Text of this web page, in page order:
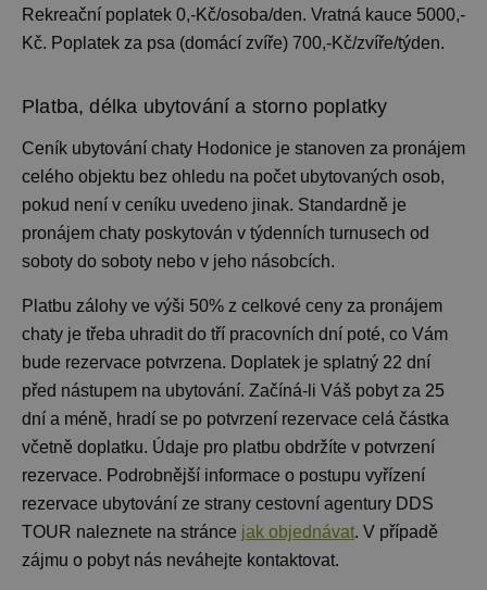
Rekreační poplatek 0,-Kč/osoba/den. Vratná kauce 5000,-
Kč. Poplatek za psa (domácí zvíře) 700,-Kč/zvíře/týden.
Platba, délka ubytování a storno poplatky
Ceník ubytování chaty Hodonice je stanoven za pronájem
celého objektu bez ohledu na počet ubytovaných osob,
pokud není v ceníku uvedeno jinak. Standardně je
pronájem chaty poskytován v týdenních turnusech od
soboty do soboty nebo v jeho násobcích.
Platbu zálohy ve výši 50% z celkové ceny za pronájem
chaty je třeba uhradit do tří pracovních dní poté, co Vám
bude rezervace potvrzena. Doplatek je splatný 22 dní
před nástupem na ubytování. Začíná-li Váš pobyt za 25
dní a méně, hradí se po potvrzení rezervace celá částka
včetně doplatku. Údaje pro platbu obdržíte v potvrzení
rezervace. Podrobnější informace o postupu vyřízení
rezervace ubytování ze strany cestovní agentury DDS
TOUR naleznete na stránce jak objednávat. V případě
zájmu o pobyt nás neváhejte kontaktovat.